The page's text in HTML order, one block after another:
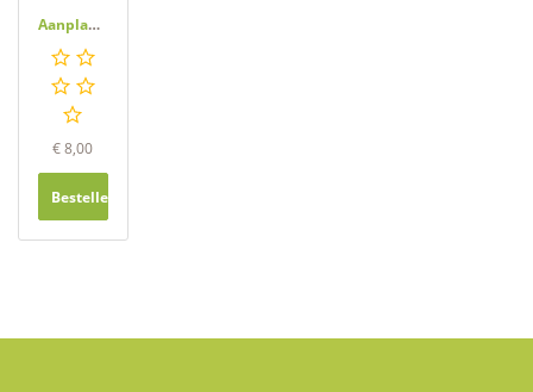
Aanplantgrond, Bodemverbetering, 50L
€8,00
Bestellen